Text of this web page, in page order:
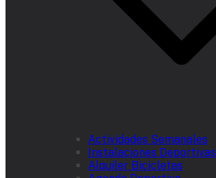
Actividades Semanales
Instalaciones Deportivas
Alquiler Bicicletas